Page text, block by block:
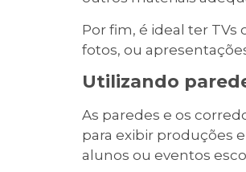
Por fim, é ideal ter
fotos, ou
Utilizando
As paredes e os
para exibir produções
alunos ou eventos